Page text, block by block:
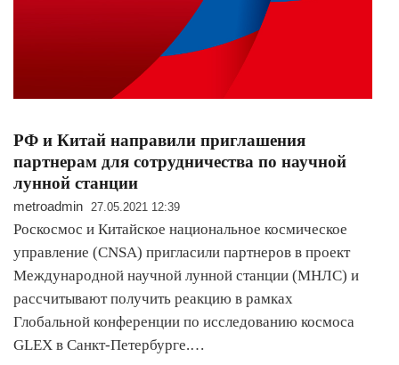
РФ и Китай направили приглашения
партнерам для сотрудничества по научной
лунной станции
metroadmin 27.05.2021 12:39
Роскосмос и Китайское национальное космическое
управление (CNSA) пригласили партнеров в проект
Международной научной лунной станции (МНЛС) и
рассчитывают получить реакцию в рамках
Глобальной конференции по исследованию космоса
GLEX в Санкт-Петербурге.…